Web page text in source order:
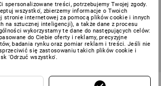
Kasak Andrea
spersonalizowane treści, potrzebujemy Twojej zgody.
wszystko', zbierzemy informacje o Twoich
stronie internetowej za pomocą plików cookie i innych
na sztucznej inteligencji), a także dane z procesu
wykorzystamy te dane do następujących celów:
do Ciebie oferty i reklamy, precyzyjne
badania rynku oraz pomiar reklam i treści. Jeśli nie
się zastosowaniu takich plików cookie i
'Odrzuć wszystko'.